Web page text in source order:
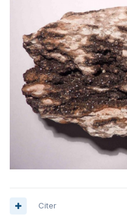
Citer